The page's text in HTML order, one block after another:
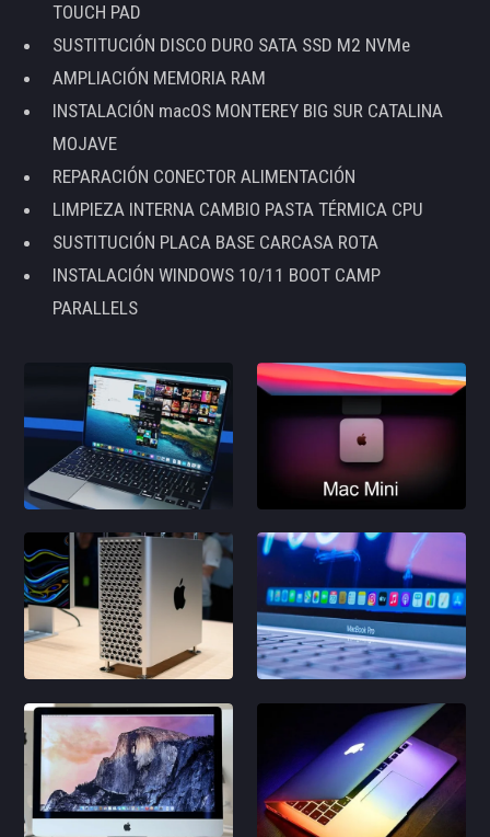
TOUCH PAD
SUSTITUCIÓN DISCO DURO SATA SSD M2 NVMe
AMPLIACIÓN MEMORIA RAM
INSTALACIÓN macOS MONTEREY BIG SUR CATALINA
MOJAVE
REPARACIÓN CONECTOR ALIMENTACIÓN
LIMPIEZA INTERNA CAMBIO PASTA TÉRMICA CPU
SUSTITUCIÓN PLACA BASE CARCASA ROTA
INSTALACIÓN WINDOWS 10/11 BOOT CAMP
PARALLELS